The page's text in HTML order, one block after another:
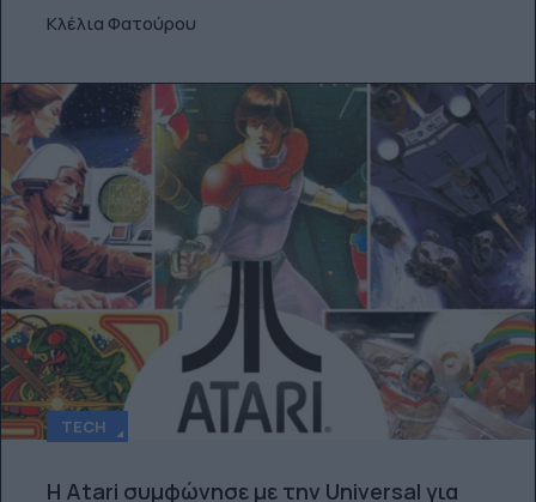
Κλέλια Φατούρου
TECH
Η Atari συμφώνησε με την Universal για